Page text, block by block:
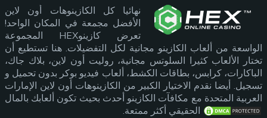
نهائيا كل الكازينوهات أون لاين
الأفضل مجمعة في المكان الواحد!
تعرض كازينوHEX المجموعة
الواسعة من ألعاب الكازينو مجانية لكل التفضيلات. هنا تستطيع أن
تختار الألعاب كثيرا السلوتس مجانية، روليت أون لاين، بلاك جاك،
الباكارات، كرابس، بطاقات الكشط، ألعاب فيديو بوكر بدون تحميل و
تسجيل. أيضا نقدم الاختيار الكبير من الكازينوهات أون لاين الإمارات
العربية المتحدة مع مكافآت الكازينو أحدث بحيث تكون ألعابك بالمال
الحقيقي أكثر ممتعة.